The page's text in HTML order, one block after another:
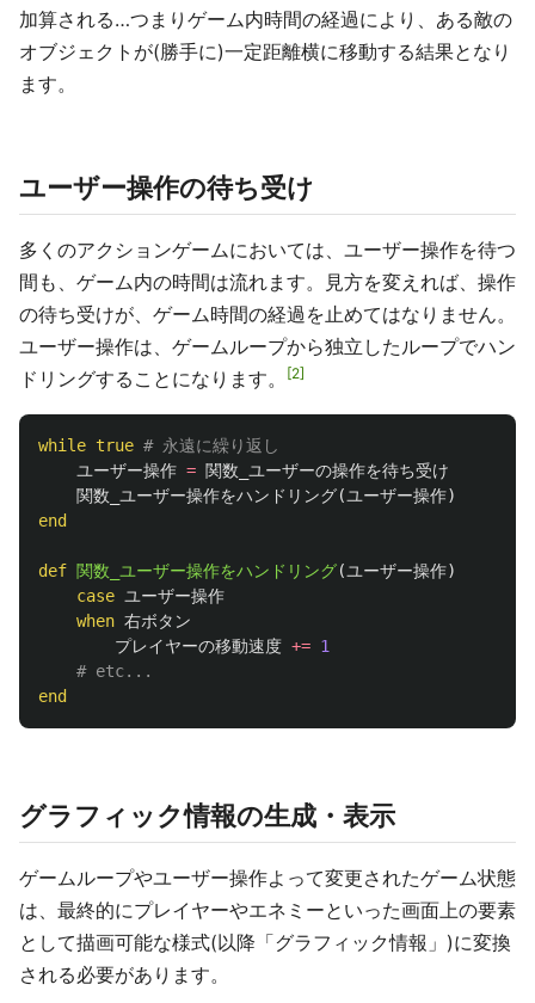
加算される…つまりゲーム内時間の経過により、ある敵の
オブジェクトが(勝手に)一定距離横に移動する結果となり
ます。
ユーザー操作の待ち受け
多くのアクションゲームにおいては、ユーザー操作を待つ
間も、ゲーム内の時間は流れます。見方を変えれば、操作
の待ち受けが、ゲーム時間の経過を止めてはなりません。
ユーザー操作は、ゲームループから独立したループでハン
ドリングすることになります。
2
while true # 永遠に繰り返し
ユーザー操作 = 関数_ユーザーの操作を待ち受け
関数_ユーザー操作をハンドリング(ユーザー操作)
end
def 関数_ユーザー操作をハンドリング(ユーザー操作)
case ユーザー操作
when 右ボタン
プレイヤーの移動速度 += 1
# etc...
end
グラフィック情報の生成・表示
ゲームループやユーザー操作よって変更されたゲーム状態
は、最終的にプレイヤーやエネミーといった画面上の要素
として描画可能な様式(以降「グラフィック情報」)に変換
される必要があります。